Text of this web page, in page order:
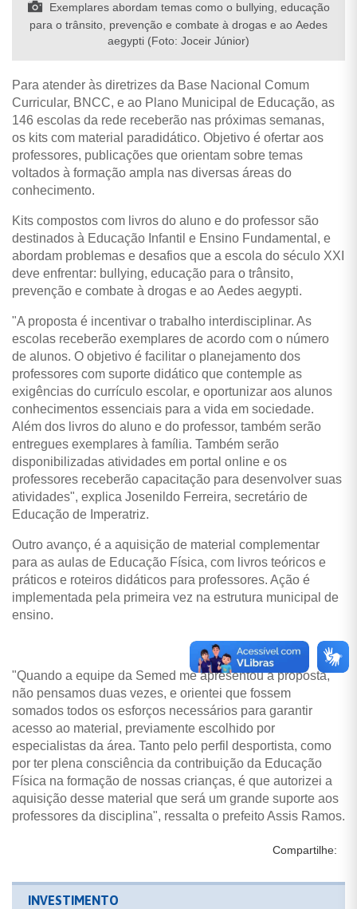
Exemplares abordam temas como o bullying, educação
para o trânsito, prevenção e combate à drogas e ao Aedes
aegypti (Foto: Joceir Júnior)
Para atender às diretrizes da Base Nacional Comum
Curricular, BNCC, e ao Plano Municipal de Educação, as
146 escolas da rede receberão nas próximas semanas,
os kits com material paradidático. Objetivo é ofertar aos
professores, publicações que orientam sobre temas
voltados à formação ampla nas diversas áreas do
conhecimento.
Kits compostos com livros do aluno e do professor são
destinados à Educação Infantil e Ensino Fundamental, e
abordam problemas e desafios que a escola do século XXI
deve enfrentar: bullying, educação para o trânsito,
prevenção e combate à drogas e ao Aedes aegypti.
"A proposta é incentivar o trabalho interdisciplinar. As
escolas receberão exemplares de acordo com o número
de alunos. O objetivo é facilitar o planejamento dos
professores com suporte didático que contemple as
exigências do currículo escolar, e oportunizar aos alunos
conhecimentos essenciais para a vida em sociedade.
Além dos livros do aluno e do professor, também serão
entregues exemplares à família. Também serão
disponibilizadas atividades em portal online e os
professores receberão capacitação para desenvolver suas
atividades", explica Josenildo Ferreira, secretário de
Educação de Imperatriz.
Outro avanço, é a aquisição de material complementar
para as aulas de Educação Física, com livros teóricos e
práticos e roteiros didáticos para professores. Ação é
implementada pela primeira vez na estrutura municipal de
ensino.
"Quando a equipe da Semed me apresentou a proposta,
não pensamos duas vezes, e orientei que fossem
somados todos os esforços necessários para garantir
acesso ao material, previamente escolhido por
especialistas da área. Tanto pelo perfil desportista, como
por ter plena consciência da contribuição da Educação
Física na formação de nossas crianças, é que autorizei a
aquisição desse material que será um grande suporte aos
professores da disciplina", ressalta o prefeito Assis Ramos.
Compartilhe:
INVESTIMENTO